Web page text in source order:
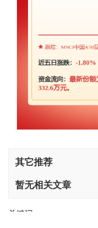
其它推荐
暂无相关文章
关键词：